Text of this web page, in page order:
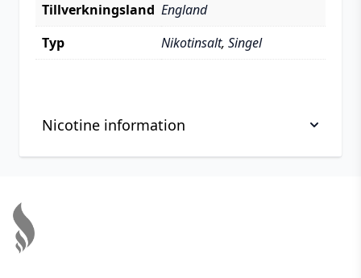
Nicotine information
Tillverkningsland England
Typ
Nikotinsalt, Singel